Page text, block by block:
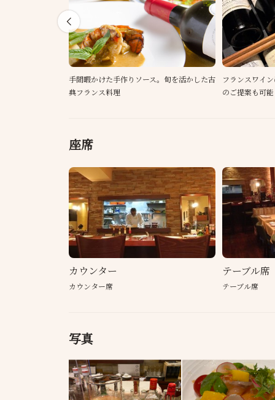
手間暇かけた手作りソース。旬を活かした古
典フランス料理
フランスワイ
のご提案も可能
座席
カウンター
カウンター席
テーブル席
テーブル席
写真